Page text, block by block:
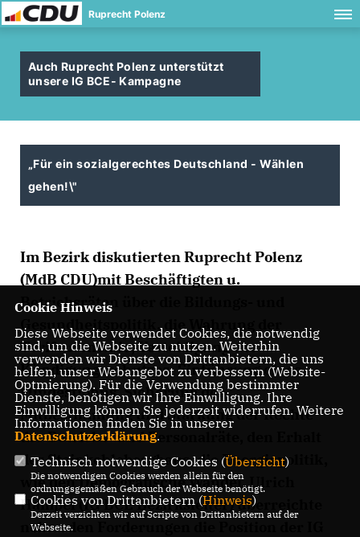
Ruprecht Polenz
Auch Ruprecht Polenz unterstützt
unsere IG BCE- Kampagne
Für ein sozialgerechtes Deutschland - Wählen
gehen!\"
Im Bezirk diskutierten Ruprecht Polenz
(MdB CDU)mit Beschäftigten u.
Betriebsräten über die Bildungs- und
Gesundheitspolitik, die Wahrung der
Tarifautonomie, Verteidigung des
Kündigungsschutzes, Einführung eines
Mindestlohns, Sicherung der
Mitbestimmung und Stärkung der Rechte
der Betriebs- und Personalräte, den Erhalt
des Steinkohlebergbaus, die Energiepolitik,
wie den Demografische Wandel. Ulrich
Hampel (IG BCE Bezirksleiter) überreichte
neben den Forderungen die Position der IG
Cookie Hinweis
Diese Webseite verwendet Cookies, die notwendig
sind, um die Webseite zu nutzen. Weiterhin
verwenden wir Dienste von Drittanbietern, die uns
helfen, unser Webangebot zu verbessern (Website-
Optmierung). Für die Verwendung bestimmter
Dienste, benötigen wir Ihre Einwilligung. Ihre
Einwilligung können Sie jederzeit widerrufen. Weitere
Informationen finden Sie in unserer
Datenschutzerklärung.
Technisch notwendige Cookies (Übersicht)
Die notwendigen Cookies werden allein für den
ordnungsgemäßen Gebrauch der Webseite benötigt.
Cookies von Drittanbietern (Hinweis)
Derzeit verzichten wir auf Scripte von Drittanbietern auf der
Webseite.